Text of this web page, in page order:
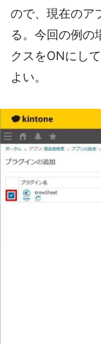
ので、現在のア
る。今回の例の
クスをONにし
よい。